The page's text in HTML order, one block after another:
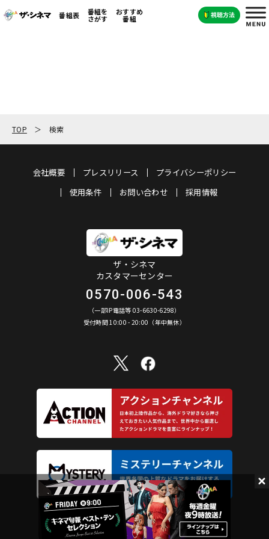
番組表 番組を
さがす
おすすめ
番組
TOP 検索
会社概要 プレスリリース
プライバシーポリシー
使用条件
お問い合わせ 採用情報
ザ・シネマ
カスタマーセンター
0570-006-543
（一部IP電話等 03-6630-6298）
受付時間 10:00 - 20:00（年中無休）
©︎ AXN Entertainment Co., Ltd. All Rights Reserved.